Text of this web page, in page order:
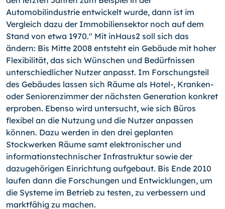
Automobilindustrie entwickelt wurde, dann ist im
Vergleich dazu der Immobiliensektor noch auf dem
Stand von etwa 1970." Mit inHaus2 soll sich das
ändern: Bis Mitte 2008 entsteht ein Gebäude mit hoher
Flexibilität, das sich Wünschen und Bedürfnissen
unterschiedlicher Nutzer anpasst. Im Forschungsteil
des Gebäudes lassen sich Räume als Hotel-, Kranken-
oder Seniorenzimmer der nächsten Generation konkret
erproben. Ebenso wird untersucht, wie sich Büros
flexibel an die Nutzung und die Nutzer anpassen
können. Dazu werden in den drei geplanten
Stockwerken Räume samt elektronischer und
informationstechnischer Infrastruktur sowie der
dazugehörigen Einrichtung aufgebaut. Bis Ende 2010
laufen dann die Forschungen und Entwicklungen, um
die Systeme im Betrieb zu testen, zu verbessern und
marktfähig zu machen.